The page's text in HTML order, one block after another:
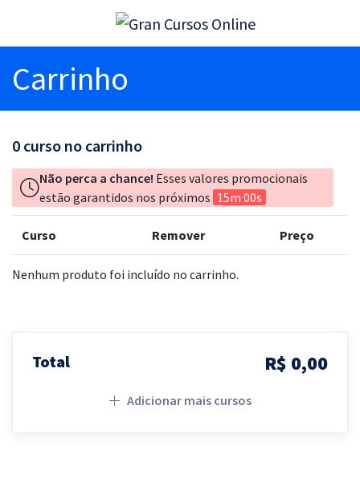
Carrinho
0 curso no carrinho
Não perca a chance! Esses valores promocionais
estão garantidos nos próximos 15m 00s
Curso Remover Preço
Nenhum produto foi incluído no carrinho.
Total R$ 0,00
Adicionar mais cursos